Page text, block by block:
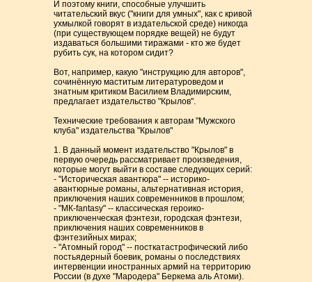
И поэтому книги, способные улучшить
читательский вкус ("книги для умных", как с кривой
ухмылкой говорят в издательской среде) никогда
(при существующем порядке вещей) не будут
издаваться большими тиражами - кто же будет
рубить сук, на котором сидит?
Вот, например, какую "инструкцию для авторов",
сочинённую маститым литературоведом и
знатным критиком Василием Владимирским,
предлагает издательство "Крылов".
Технические требования к авторам "Мужского
клуба" издательства "Крылов"
1. В данный момент издательство "Крылов" в
первую очередь рассматривает произведения,
которые могут выйти в составе следующих серий:
- "Историческая авантюра" -- историко-
авантюрные романы, альтернативная история,
приключения наших современников в прошлом;
- "МК-fantasy" -- классическая героико-
приключенческая фэнтези, городская фэнтези,
приключения наших современников в
фэнтезийных мирах;
- "Атомный город" -- посткатастрофический либо
постьядерный боевик, романы о последствиях
интервенции иностранных армий на территорию
России (в духе "Мародера" Беркема аль Атоми).